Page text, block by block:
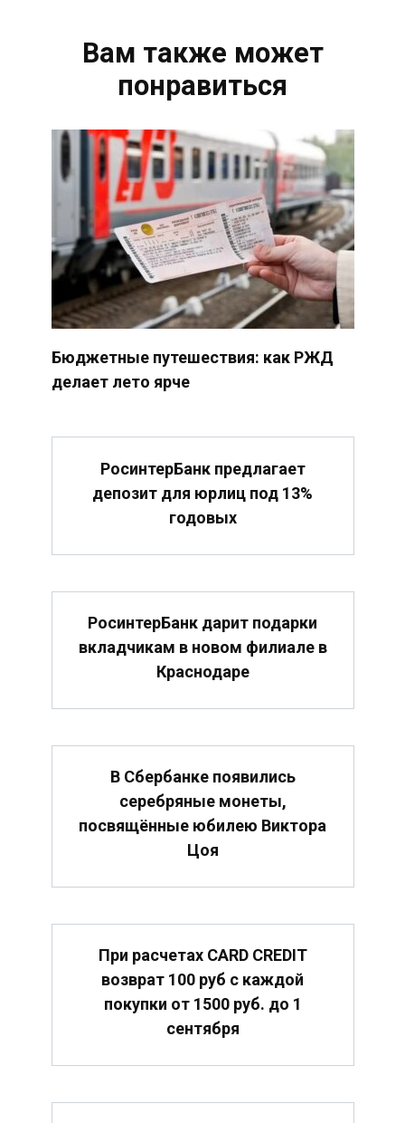
Вам также может
понравиться
Бюджетные путешествия: как РЖД
делает лето ярче
РосинтерБанк предлагает
депозит для юрлиц под 13%
годовых
РосинтерБанк дарит подарки
вкладчикам в новом филиале в
Краснодаре
В Сбербанке появились
серебряные монеты,
посвящённые юбилею Виктора
Цоя
При расчетах CARD CREDIT
возврат 100 руб с каждой
покупки от 1500 руб. до 1
сентября